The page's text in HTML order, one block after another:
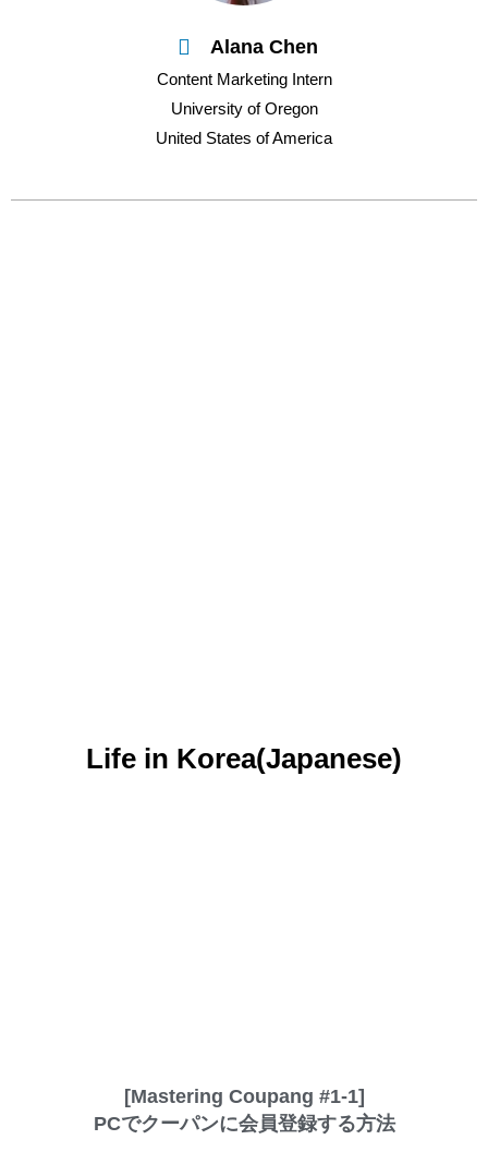
Alana Chen
Content Marketing Intern
University of Oregon
United States of America
Life in Korea(Japanese)
[Mastering Coupang #1-1]
PCでクーパンに会員登録する方法